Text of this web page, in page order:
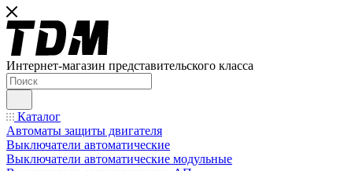
Интернет-магазин представительского класса
Каталог
Автоматы защиты двигателя
Выключатели автоматические
Выключатели автоматические модульные